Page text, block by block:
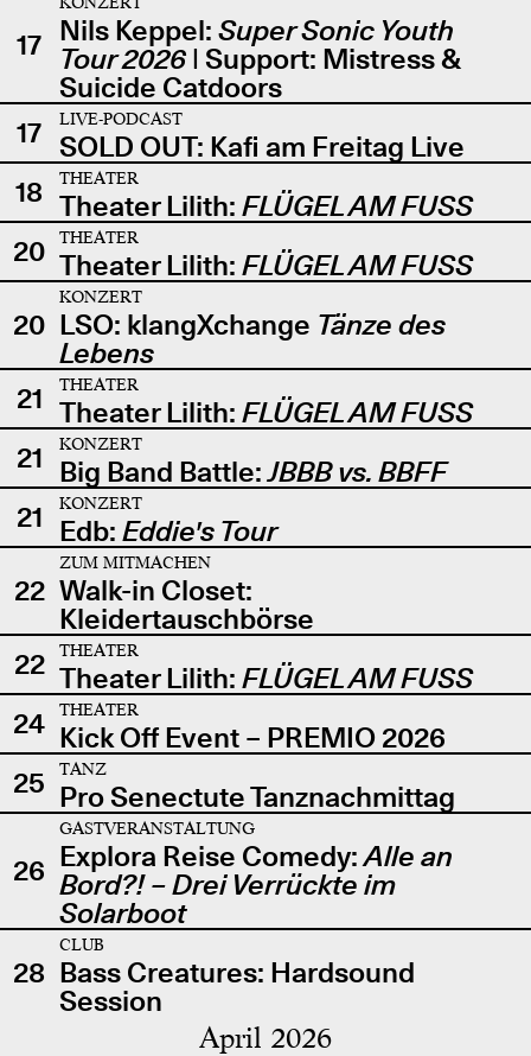
17 Nils Keppel: Super Sonic Youth
Tour 2026| Support: Mistress &
Suicide Catdoors
17
LIVE-PODCAST
SOLD OUT: Kafi am Freitag Live
18
THEATER
Theater Lilith: FLÜGEL AM FUSS
20
THEATER
Theater Lilith: FLÜGEL AM FUSS
20
KONZERT
LSO: klangXchange Tänze des
Lebens
21
THEATER
Theater Lilith: FLÜGEL AM FUSS
21
KONZERT
Big Band Battle:JBBB vs. BBFF
21
KONZERT
Edb: Eddie's Tour
22
ZUM MITMACHEN
Walk-in Closet:
Kleidertauschbörse
22
THEATER
Theater Lilith: FLÜGEL AM FUSS
24
THEATER
Kick Off Event – PREMIO 2026
25
TANZ
Pro Senectute Tanznachmittag
26
GASTVERANSTALTUNG
Explora Reise Comedy:Alle an
Bord?! – Drei Verrückte im
Solarboot
28
CLUB
Bass Creatures: Hardsound
Session
April 2026